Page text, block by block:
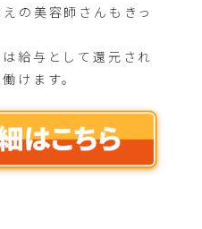
の美容師さんもきっ
給与として還元され
けます。